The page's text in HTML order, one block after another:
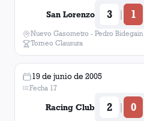
San Lorenzo 3 | 1
Nuevo Gasometro - Pedro Bidegain
Torneo Clausura
19 de junio de 2005
Fecha 17
Racing Club 2 | 0